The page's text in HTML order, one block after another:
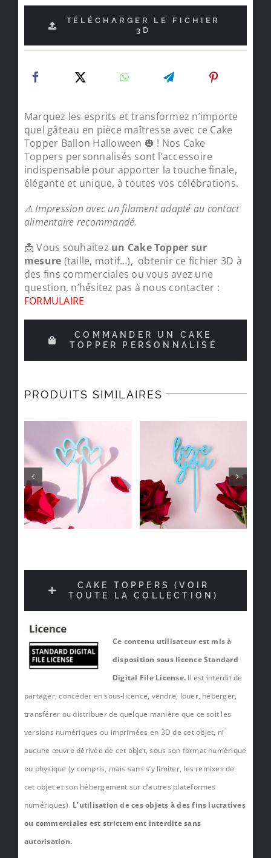
TÉLÉCHARGER LE FICHIER
3D
Marquez les esprits et transformez n’importe
quel gâteau en pièce maîtresse avec ce Cake
Topper Ballon Halloween 🎃 ! Nos Cake
Toppers personnalisés sont l’accessoire
indispensable pour apporter la touche finale,
élégante et unique, à toutes vos célébrations.
⚠ Impression avec un filament adapté au contact
alimentaire recommandé.
📩 Vous souhaitez un Cake Topper sur
mesure (taille, motif…), obtenir ce fichier 3D à
des fins commerciales ou vous avez une
question, n’hésitez pas à nous contacter :
FORMULAIRE
COMMANDER UN CAKE
TOPPER PERSONNALISÉ
PRODUITS SIMILAIRES
CAKE TOPPERS (VOIR
TOUTE LA COLLECTION)
Ce contenu utilisateur est mis à
disposition sous licence Standard
Digital File License. Il est interdit de
partager, concéder en sous-licence, vendre, louer, héberger,
transférer ou distribuer de quelque manière que ce soit les
versions numériques ou imprimées en 3D de cet objet, ni
aucune œuvre dérivée de cet objet, sous son format numérique
ou physique (y compris, mais sans s’y limiter, les remixes de
cet objet et son hébergement sur d’autres plateformes
numériques). L’utilisation de ces objets à des fins lucratives
ou commerciales est strictement interdite sans
autorisation.